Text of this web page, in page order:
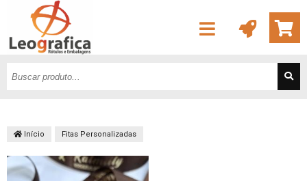
Início Fitas Personalizadas